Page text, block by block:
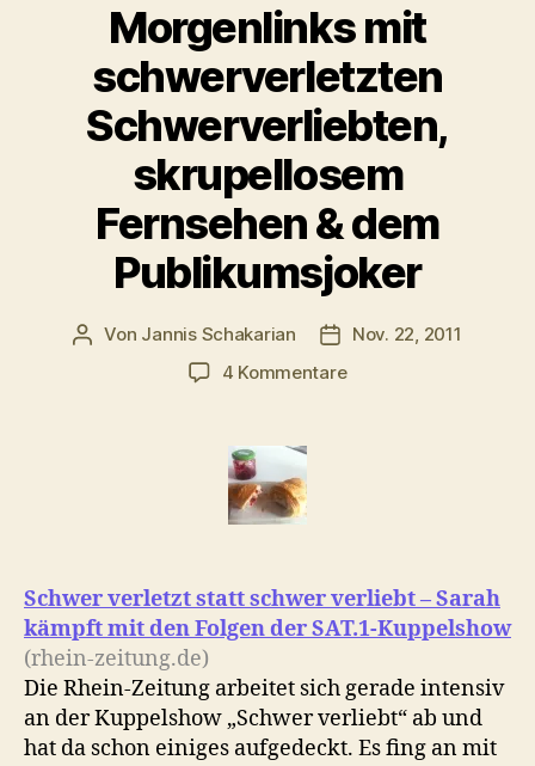
Morgenlinks mit
schwerverletzten
Schwerverliebten,
skrupellosem
Fernsehen & dem
Publikumsjoker
Beitragsautor
Von Jannis Schakarian
Nov. 22, 2011
4 Kommentarezu
Publikumsjoker
Schwer verletzt statt schwer verliebt – Sarah
kämpft mit den Folgen der SAT.1-Kuppelshow
(rhein-zeitung.de)
Die Rhein-Zeitung arbeitet sich gerade intensiv
an der Kuppelshow „Schwer verliebt“ ab und
hat da schon einiges aufgedeckt. Es fing an mit